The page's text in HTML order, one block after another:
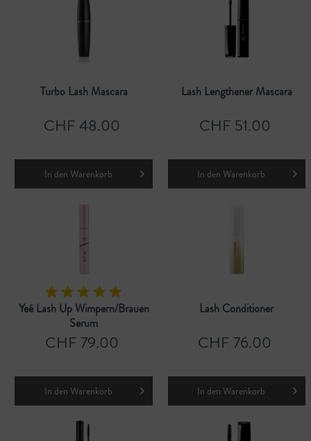
Turbo Lash Mascara
CHF 48.00
In den Warenkorb
Lash Lengthener Mascara
CHF 51.00
In den Warenkorb
Yeé Lash Up Wimpern/Brauen
Serum
CHF 79.00
In den Warenkorb
Lash Conditioner
CHF 76.00
In den Warenkorb